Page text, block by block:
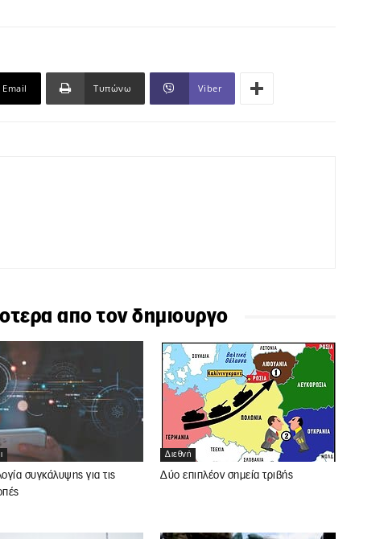
Email Τυπώνω Viber
απο τον δημιουργο
συγκάλυψης για τις
Διεθνή
Δύο επιπλέον σημεία τριβής